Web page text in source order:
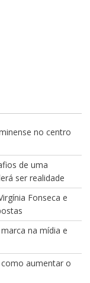
no centro
de uma
ser realidade
Fonseca e
na mídia e
aumentar o